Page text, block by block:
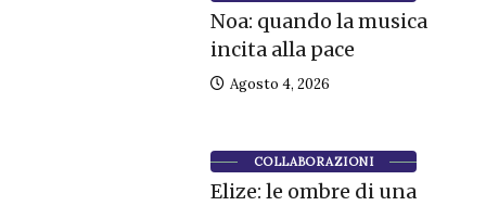
Noa: quando la musica
incita alla pace
Agosto 4, 2026
COLLABORAZIONI
Elize: le ombre di una